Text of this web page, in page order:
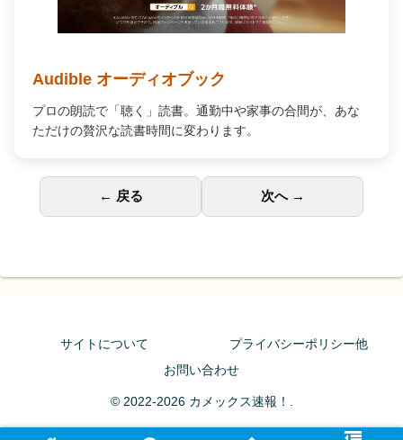
Audible オーディオブック
プロの朗読で「聴く」読書。通勤中や家事の合間が、あな
ただけの贅沢な読書時間に変わります。
← 戻る 次へ →
サイトについて
プライバシーポリシー他
お問い合わせ
© 2022-2026 カメックス速報！.